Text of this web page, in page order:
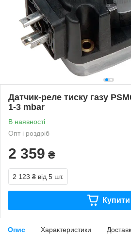
Датчик-реле тиску газу
1-3 mbar
В наявності
Опт і роздріб
2 359 ₴
2 123 ₴ від 5 шт.
Купити
Опис Характеристики